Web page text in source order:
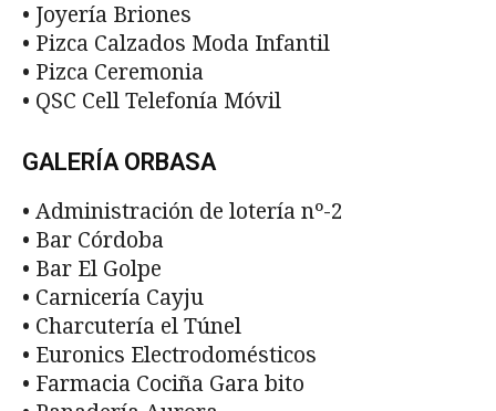
• Joyería Briones
• Pizca Calzados Moda Infantil
• Pizca Ceremonia
• QSC Cell Telefonía Móvil
GALERÍA ORBASA
• Administración de lotería nº-2
• Bar Córdoba
• Bar El Golpe
• Carnicería Cayju
• Charcutería el Túnel
• Euronics Electrodomésticos
• Farmacia Cociña Gara bito